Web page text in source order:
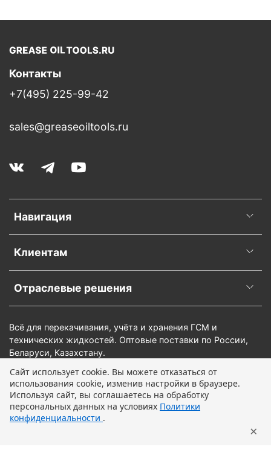
Предзаказ
Навигация
Клиентам
Отраслевые решения
Контакты
+7(495) 225-99-42
sales@greaseoiltools.ru
Всё для перекачивания, учёта и хранения ГСМ и
технических жидкостей. Оптовые поставки по России,
Беларуси, Казахстану.
Сайт использует cookie. Вы можете отказаться от
использования cookie, изменив настройки в браузере.
Используя сайт, вы соглашаетесь на обработку
персональных данных на условиях Политики
конфиденциальности .
×